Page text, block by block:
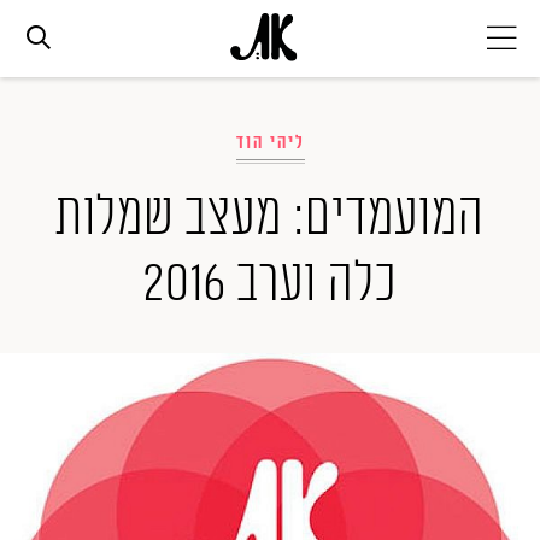
אופנה
ביוטי
סלבס
ערוצים נוספים
המגזין
ליהי הוד
המועמדים: מעצב שמלות
כלה וערב 2016